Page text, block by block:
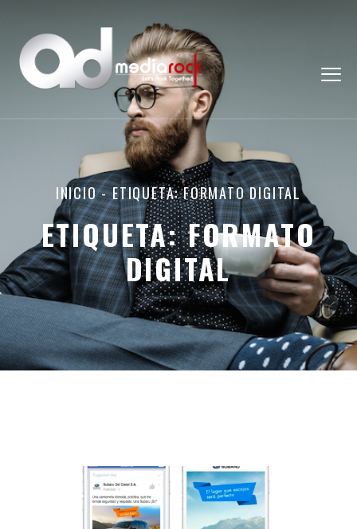
INICIO-ETIQUETA: FORMATO DIGITAL
ETIQUETA:FORMATO
DIGITAL